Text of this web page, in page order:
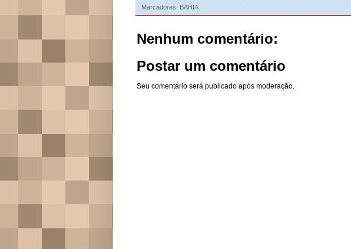
Marcadores: BAHIA
Nenhum comentário:
Postar um comentário
Seu comentário será publicado após moderação.